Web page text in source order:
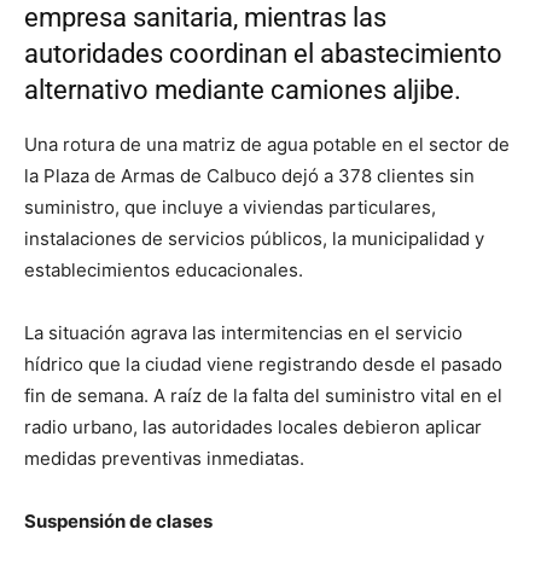
empresa sanitaria, mientras las
autoridades coordinan el abastecimiento
alternativo mediante camiones aljibe.
Una rotura de una matriz de agua potable en el sector de
la Plaza de Armas de Calbuco dejó a 378 clientes sin
suministro, que incluye a viviendas particulares,
instalaciones de servicios públicos, la municipalidad y
establecimientos educacionales.
La situación agrava las intermitencias en el servicio
hídrico que la ciudad viene registrando desde el pasado
fin de semana. A raíz de la falta del suministro vital en el
radio urbano, las autoridades locales debieron aplicar
medidas preventivas inmediatas.
Suspensión de clases